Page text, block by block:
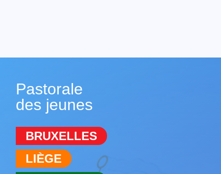
Pastorale
des jeunes
BRUXELLES
LIÈGE